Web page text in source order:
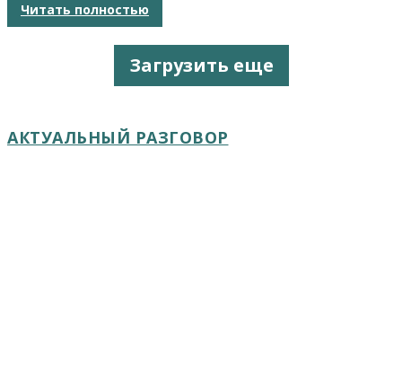
Читать полностью
Загрузить еще
АКТУАЛЬНЫЙ РАЗГОВОР